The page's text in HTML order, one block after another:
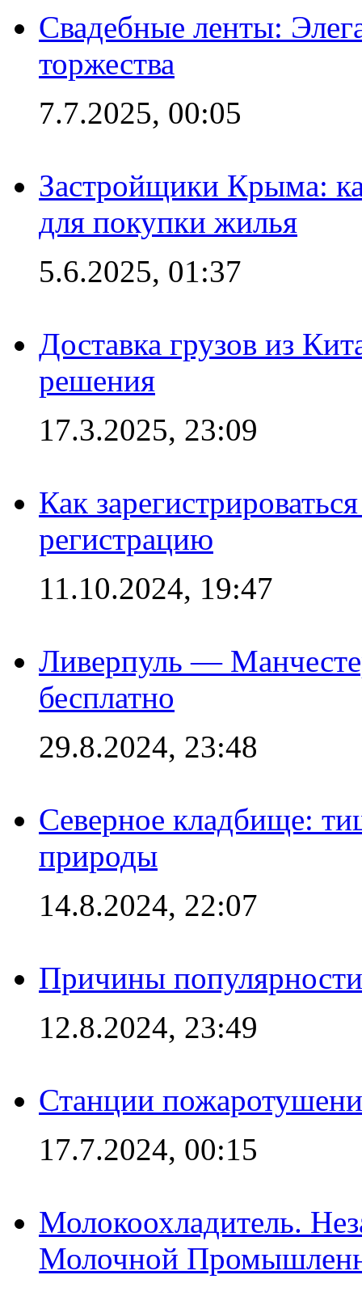
Свадебные ленты:
торжества
7.7.2025, 00:05
Застройщики Крыма:
для покупки жилья
5.6.2025, 01:37
Доставка грузов из
решения
17.3.2025, 23:09
Как
регистрацию
11.10.2024, 19:47
Ливерпуль —
бесплатно
29.8.2024, 23:48
Северное кладбище:
природы
14.8.2024, 22:07
Причины
12.8.2024, 23:49
Станции
17.7.2024, 00:15
Молокоохладитель.
Молочной